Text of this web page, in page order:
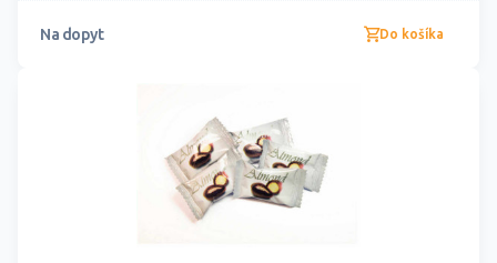
Na dopyt Do košíka